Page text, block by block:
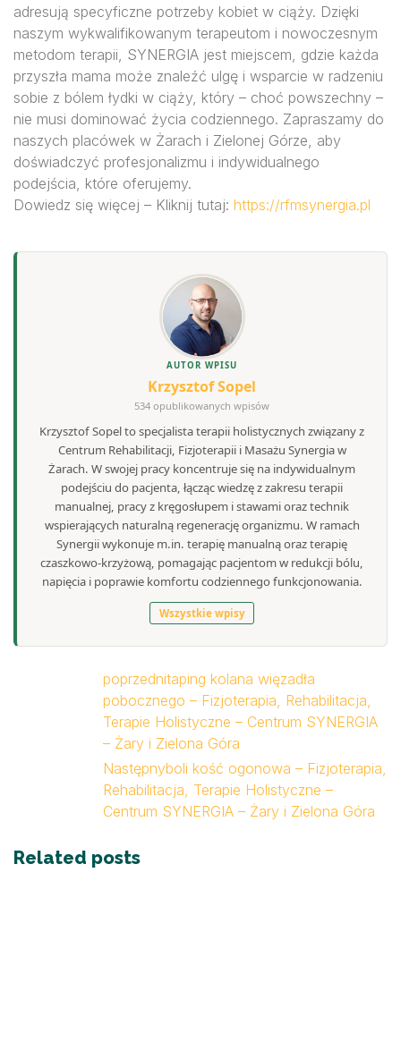
adresują specyficzne potrzeby kobiet w ciąży. Dzięki
naszym wykwalifikowanym terapeutom i nowoczesnym
metodom terapii, SYNERGIA jest miejscem, gdzie każda
przyszła mama może znaleźć ulgę i wsparcie w radzeniu
sobie z bólem łydki w ciąży, który – choć powszechny –
nie musi dominować życia codziennego. Zapraszamy do
naszych placówek w Żarach i Zielonej Górze, aby
doświadczyć profesjonalizmu i indywidualnego
podejścia, które oferujemy.
Dowiedz się więcej – Kliknij tutaj: https://rfmsynergia.pl
AUTOR WPISU
Krzysztof Sopel
534 opublikowanych wpisów
Krzysztof Sopel to specjalista terapii holistycznych związany z
Centrum Rehabilitacji, Fizjoterapii i Masażu Synergia w
Żarach. W swojej pracy koncentruje się na indywidualnym
podejściu do pacjenta, łącząc wiedzę z zakresu terapii
manualnej, pracy z kręgosłupem i stawami oraz technik
wspierających naturalną regenerację organizmu. W ramach
Synergii wykonuje m.in. terapię manualną oraz terapię
czaszkowo-krzyżową, pomagając pacjentom w redukcji bólu,
napięcia i poprawie komfortu codziennego funkcjonowania.
Wszystkie wpisy
poprzednitaping kolana więzadła
pobocznego – Fizjoterapia, Rehabilitacja,
Terapie Holistyczne – Centrum SYNERGIA
– Żary i Zielona Góra
Następnyboli kość ogonowa – Fizjoterapia,
Rehabilitacja, Terapie Holistyczne –
Centrum SYNERGIA – Żary i Zielona Góra
Related posts